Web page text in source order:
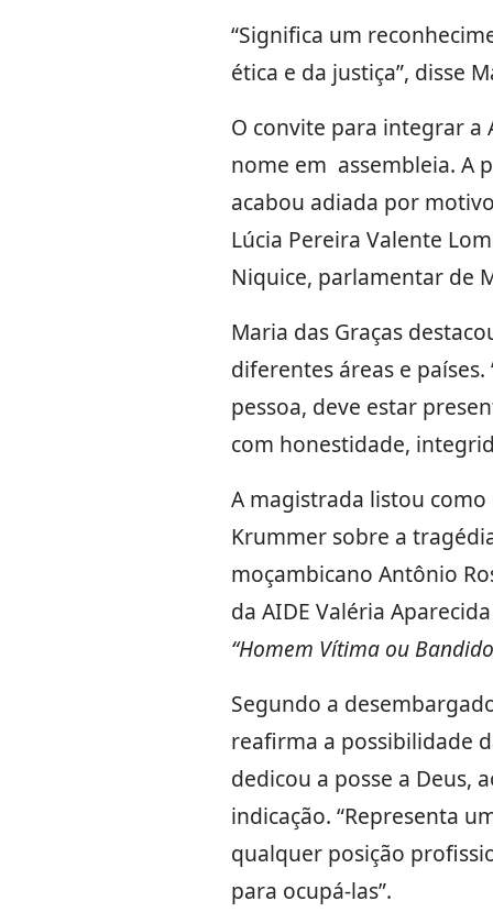
“Significa um
ética e da justiça”, disse
O convite para integrar a
nome em assembleia. A
acabou adiada por
Lúcia Pereira Valente
Niquice, parlamentar de
Maria das Graças
diferentes áreas e
pessoa, deve estar
com honestidade,
A magistrada listou
Krummer sobre a
moçambicano Antônio
da AIDE Valéria
“Homem Vítima ou
Segundo a
reafirma a possibilidade
dedicou a posse a Deus,
indicação. “Representa
qualquer posição
para ocupá-las”.